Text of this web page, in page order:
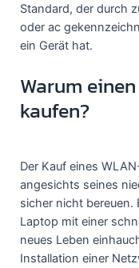
Standard, der durch
oder ac
ein Gerät hat.
Warum
kaufen?
Der Kauf eines
angesichts seines
sicher nicht bereuen.
Laptop mit einer
neues Leben
Installation einer